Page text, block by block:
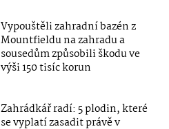
Vypouštěli zahradní bazén z
Mountfieldu na zahradu a
sousedům způsobili škodu ve
výši 150 tisíc korun
Zahrádkář radí: 5 plodin, které
se vyplatí zasadit právě v